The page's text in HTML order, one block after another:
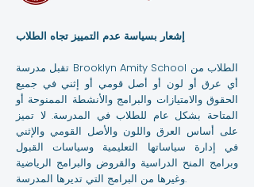
إشعار بسياسة عدم التمييز تجاه الطلاب
تقبل مدرسة Brooklyn Amity School الطلاب من
أي عرق أو لون أو أصل قومي أو إثني في جميع
الحقوق والامتيازات والبرامج والأنشطة الممنوحة أو
المتاحة بشكل عام للطلاب في المدرسة. لا تميز
على أساس العرق واللون والأصل القومي والإثني
في إدارة سياساتها التعليمية وسياسات القبول
وبرامج المنح الدراسية والقروض والبرامج الرياضية
وغيرها من البرامج التي تديرها المدرسة.